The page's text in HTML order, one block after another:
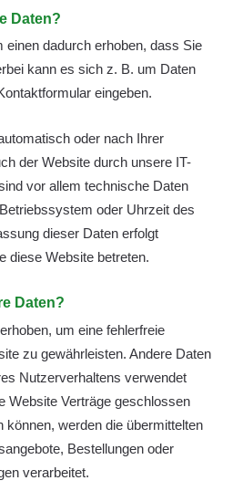
Daten?
einen dadurch erhoben, dass Sie
kann es sich z. B. um Daten
eingeben.
oder nach Ihrer
der Website durch unsere IT-
vor allem technische Daten
oder Uhrzeit des
dieser Daten erfolgt
diese Website betreten.
Daten?
um eine fehlerfreie
zu gewährleisten. Andere Daten
Nutzerverhaltens verwendet
Website Verträge geschlossen
können, werden die übermittelten
Bestellungen oder
verarbeitet.